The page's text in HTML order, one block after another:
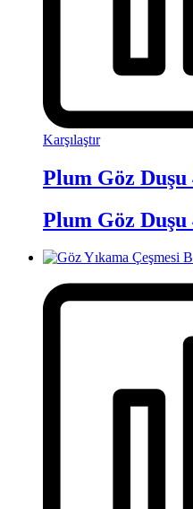
Karşılaştır
Plum Göz Duşu
Plum Göz Duşu